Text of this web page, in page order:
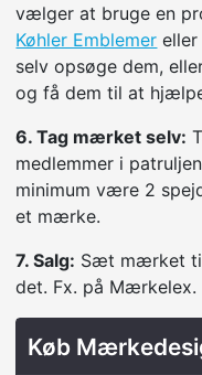
vælger at bruge en
Køhler Emblemer
selv opsøge dem,
og få dem til at
6. Tag mærket selv:
medlemmer i
minimum være 2
et mærke.
7. Salg: Sæt mærket
det. Fx. på Mærkelex.
Køb